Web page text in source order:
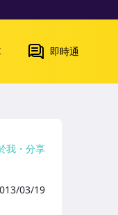
即時通
我 分享
03/19